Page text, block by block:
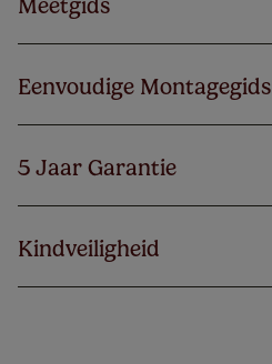
Meetgids
Eenvoudige Montagegids
5 Jaar Garantie
Kindveiligheid